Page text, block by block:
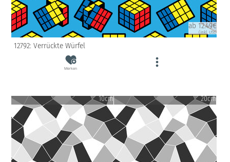
ab 12.49€
(inkl. USt)
12792: Verrückte Würfel
Merken
10cm 20cm